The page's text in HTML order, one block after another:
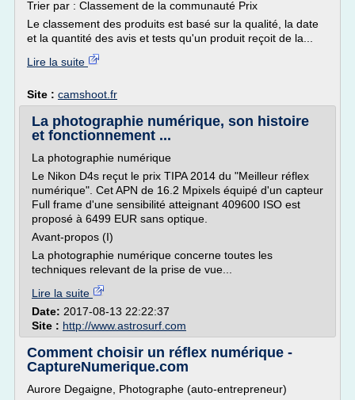
Trier par : Classement de la communauté Prix
Le classement des produits est basé sur la qualité, la date
et la quantité des avis et tests qu'un produit reçoit de la...
Lire la suite
Site : camshoot.fr
La photographie numérique, son histoire
et fonctionnement ...
La photographie numérique
Le Nikon D4s reçut le prix TIPA 2014 du "Meilleur réflex
numérique". Cet APN de 16.2 Mpixels équipé d'un capteur
Full frame d'une sensibilité atteignant 409600 ISO est
proposé à 6499 EUR sans optique.
Avant-propos (I)
La photographie numérique concerne toutes les
techniques relevant de la prise de vue...
Lire la suite
Date: 2017-08-13 22:22:37
Site : http://www.astrosurf.com
Comment choisir un réflex numérique -
CaptureNumerique.com
Aurore Degaigne, Photographe (auto-entrepreneur)